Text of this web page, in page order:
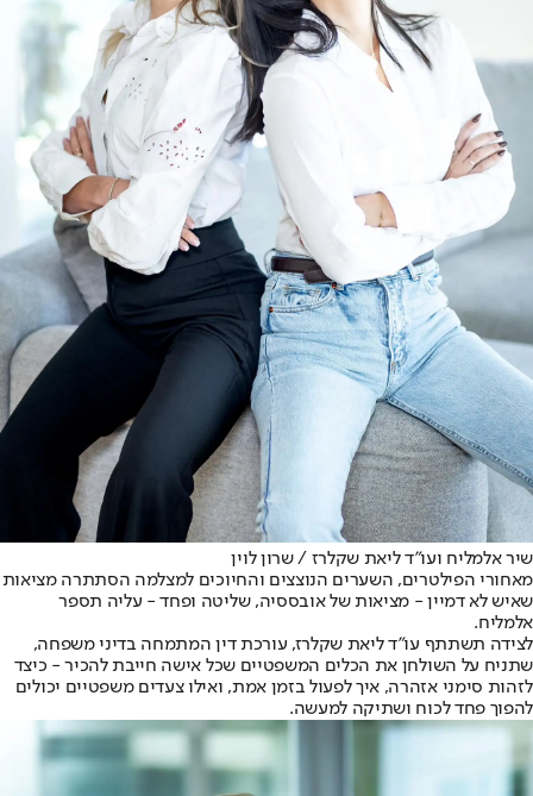
שיר אלמליח ועו"ד ליאת שקלרז / שרון לוין
מאחורי הפילטרים, השערים הנוצצים והחיוכים למצלמה הסתתרה מציאות
שאיש לא דמיין - מציאות של אובססיה, שליטה ופחד - עליה תספר
אלמליח.
לצידה תשתתף עו"ד ליאת שקלרז, עורכת דין המתמחה בדיני משפחה,
שתניח על השולחן את הכלים המשפטיים שכל אישה חייבת להכיר - כיצד
לזהות סימני אזהרה, איך לפעול בזמן אמת, ואילו צעדים משפטיים יכולים
להפוך פחד לכוח ושתיקה למעשה.